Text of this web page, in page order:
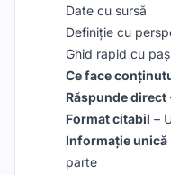
Date cu sursă
Definiție cu
Ghid rapid cu
Ce face
Răspunde direct
Format citabil –
Informație unică
parte